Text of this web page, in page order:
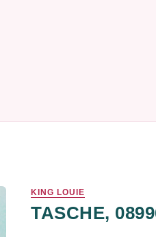
KING LOUIE
TASCHE,